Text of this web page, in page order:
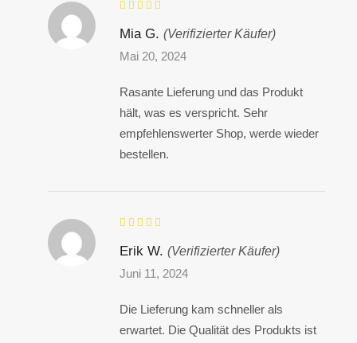
Mia G. (Verifizierter Käufer)
Mai 20, 2024
Rasante Lieferung und das Produkt
hält, was es verspricht. Sehr
empfehlenswerter Shop, werde wieder
bestellen.
Erik W. (Verifizierter Käufer)
Juni 11, 2024
Die Lieferung kam schneller als
erwartet. Die Qualität des Produkts ist